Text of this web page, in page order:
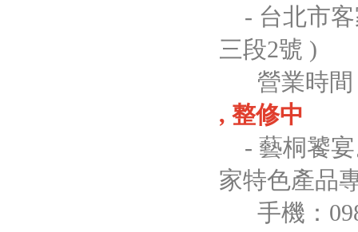
- 台北市客
三段2號 )
營業時間 :
, 整修中
- 藝桐饕宴
家特色產品
手機：